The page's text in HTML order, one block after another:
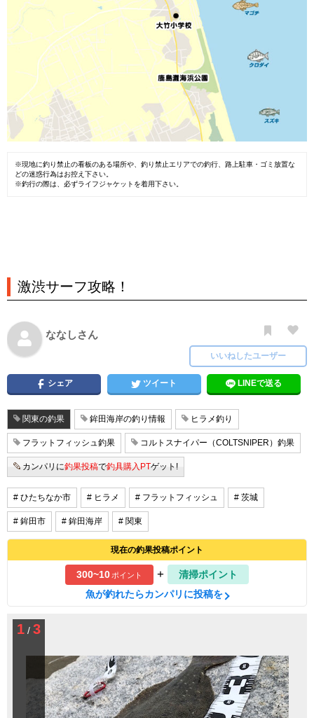
※現地に釣り禁止の看板のある場所や、釣り禁止エリアでの釣行、路上駐車・ゴミ放置な
どの迷惑行為はお控え下さい。
※釣行の際は、必ずライフジャケットを着用下さい。
激渋サーフ攻略！
ななしさん
いいねしたユーザー
シェア ツイート LINEで送る
関東の釣果 鉾田海岸の釣り情報 ヒラメ釣り
フラットフィッシュ釣果 コルトスナイパー（COLTSNIPER）釣果
カンパリに釣果投稿で釣具購入PTゲット!
# ひたちなか市 # ヒラメ # フラットフィッシュ # 茨城
# 鉾田市 # 鉾田海岸 # 関東
現在の釣果投稿ポイント
300~10ポイント +
清掃ポイント
魚が釣れたらカンパリに投稿を
1 / 3